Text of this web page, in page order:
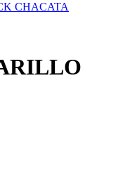
CHACATA